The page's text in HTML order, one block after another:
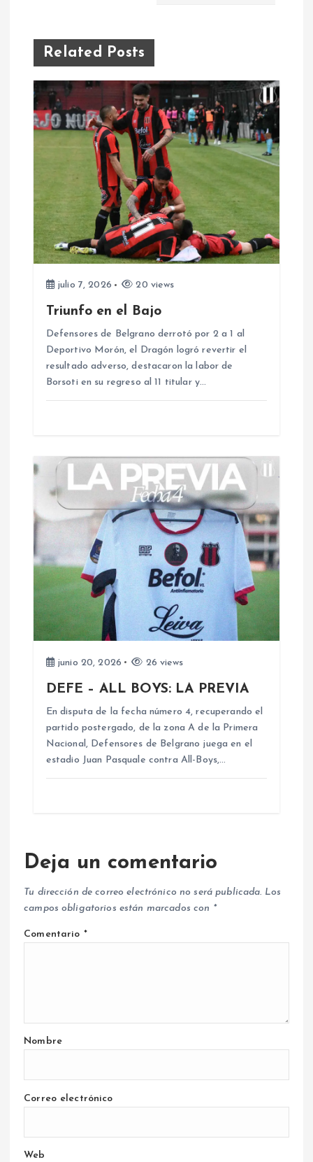
a
c
n
d
a
a
s
Related Posts
julio 7, 2026 20 views
Triunfo en el Bajo
Defensores de Belgrano derrotó por 2 a 1 al
Deportivo Morón, el Dragón logró revertir el
resultado adverso, destacaron la labor de
Borsoti en su regreso al 11 titular y…
junio 20, 2026 26 views
DEFE – ALL BOYS: LA PREVIA
En disputa de la fecha número 4, recuperando el
partido postergado, de la zona A de la Primera
Nacional, Defensores de Belgrano juega en el
estadio Juan Pasquale contra All-Boys,…
Deja un comentario
Tu dirección de correo electrónico no será publicada. Los
campos obligatorios están marcados con *
Comentario *
Nombre
Correo electrónico
Web